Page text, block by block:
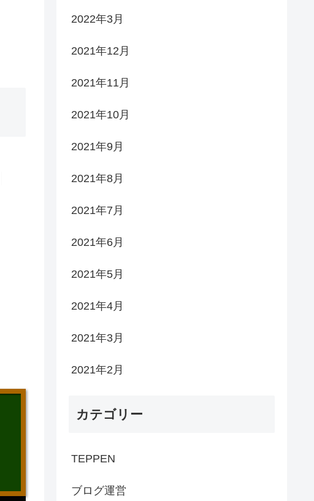
2022年3月
2021年12月
2021年11月
2021年10月
2021年9月
2021年8月
2021年7月
2021年6月
2021年5月
2021年4月
2021年3月
2021年2月
カテゴリー
TEPPEN
ブログ運営